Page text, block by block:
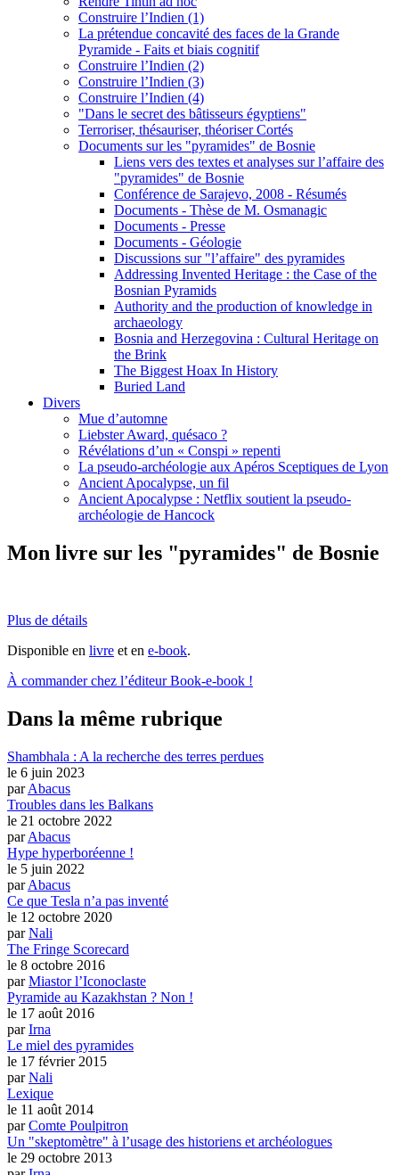
Construire l’Indien (1)
La prétendue concavité des faces de la Grande
Pyramide - Faits et biais cognitif
Construire l’Indien (2)
Construire l’Indien (3)
Construire l’Indien (4)
"Dans le secret des bâtisseurs égyptiens"
Terroriser, thésauriser, théoriser Cortés
Documents sur les "pyramides" de Bosnie
Liens vers des textes et analyses sur l’affaire des
"pyramides" de Bosnie
Conférence de Sarajevo, 2008 - Résumés
Documents - Thèse de M. Osmanagic
Documents - Presse
Documents - Géologie
Discussions sur "l’affaire" des pyramides
Addressing Invented Heritage : the Case of the
Bosnian Pyramids
Authority and the production of knowledge in
archaeology
Bosnia and Herzegovina : Cultural Heritage on
the Brink
The Biggest Hoax In History
Buried Land
Divers
Mue d’automne
Liebster Award, quésaco ?
Révélations d’un « Conspi » repenti
La pseudo-archéologie aux Apéros Sceptiques de Lyon
Ancient Apocalypse, un fil
Ancient Apocalypse : Netflix soutient la pseudo-
archéologie de Hancock
Mon livre sur les "pyramides" de Bosnie
Plus de détails
Disponible en livre et en e-book.
À commander chez l’éditeur Book-e-book !
Dans la même rubrique
Shambhala : A la recherche des terres perdues
le 6 juin 2023
parAbacus
Troubles dans les Balkans
le 21 octobre 2022
parAbacus
Hype hyperboréenne !
le 5 juin 2022
parAbacus
Ce que Tesla n’a pas inventé
le 12 octobre 2020
parNali
The Fringe Scorecard
le 8 octobre 2016
parMiastor l’Iconoclaste
Pyramide au Kazakhstan ? Non !
le 17 août 2016
parIrna
Le miel des pyramides
le 17 février 2015
parNali
Lexique
le 11 août 2014
parComte Poulpitron
Un "skeptomètre" à l’usage des historiens et archéologues
le 29 octobre 2013